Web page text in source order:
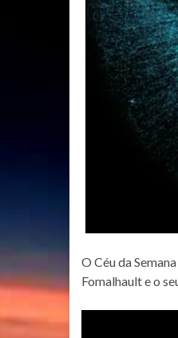
O Céu da
Fomalhault e o